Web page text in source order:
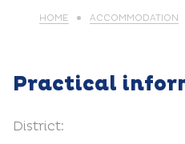
HOME ACCOMMODATION
Practical
District: